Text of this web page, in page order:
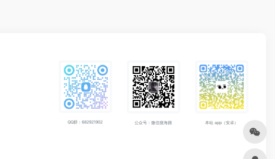
QQ群：682921902 公众号：微信搜海拥 本站 app（安卓）